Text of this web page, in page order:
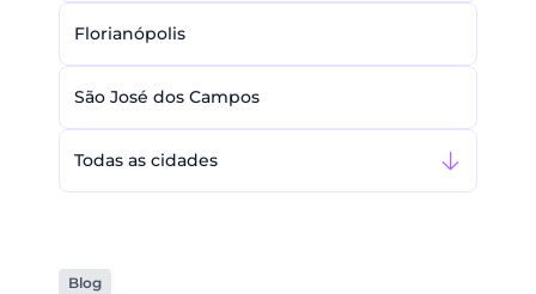
Florianópolis
São José dos Campos
Todas as cidades
Blog